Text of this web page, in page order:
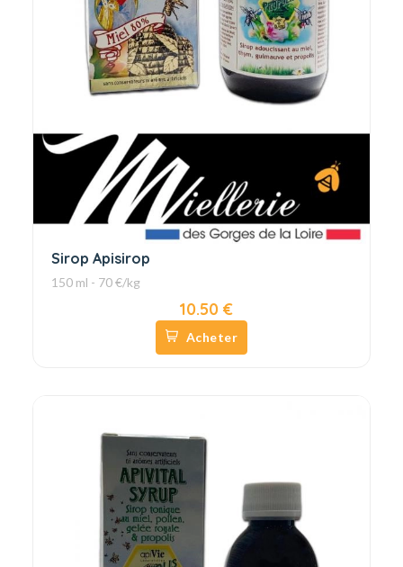
Sirop Apisirop
150 ml - 70 €/kg
10.50 €
Acheter